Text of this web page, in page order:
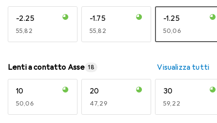
-2.25
EUR
55,82
-1.75
EUR
55,82
-1.25
EUR
50,06
Lenti a contatto Asse 18 Visualizza tutti
10
EUR
50,06
20
EUR
47,29
30
EUR
59,22